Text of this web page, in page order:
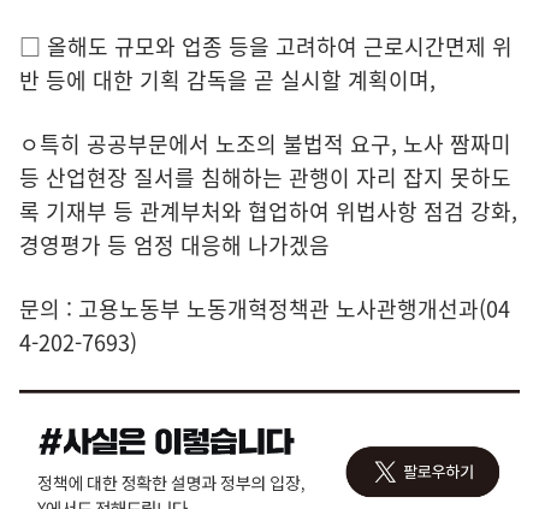
□ 올해도 규모와 업종 등을 고려하여 근로시간면제 위
반 등에 대한 기획 감독을 곧 실시할 계획이며,
ㅇ특히 공공부문에서 노조의 불법적 요구, 노사 짬짜미
등 산업현장 질서를 침해하는 관행이 자리 잡지 못하도
록 기재부 등 관계부처와 협업하여 위법사항 점검 강화,
경영평가 등 엄정 대응해 나가겠음
문의 : 고용노동부 노동개혁정책관 노사관행개선과(04
4-202-7693)